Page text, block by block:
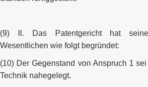
(9) II. Das Patentgericht hat
Wesentlichen wie folgt begründet:
(10) Der Gegenstand von Anspruch 1
Technik nahegelegt.